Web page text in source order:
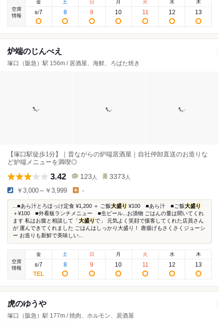
空席
情報
金
8/7
土
8
日
9
月
10
火
11
水
12
木
13
炉端のじんべえ
塚口（阪急）駅 156m / 居酒屋、海鮮、ろばた焼き
【塚口駅徒歩1分】｜昔ながらの炉端居酒屋｜自社仲卸直送のお造りな
ど炉端メニューを満喫◎
3.42 123 人 3373 人
￥3,000～￥3,999 -
...■あら汁とろほっけ定食 ¥1,200 ＋ ご飯大盛り ¥100 ■あら汁 ■ご飯大盛り
＋¥100 ■外看板ランチメニュー ■生ビール...お漬物 ごはんの量は聞いてくれ
ます 私はお腹と相談して「 大盛りで」 元気よく笑顔で接客してくれた店員さん
が 運んできてくれました ごはんはしっかり大盛り！ 唐揚げもさくさくジューシ
ー お造りも新鮮で美味しい...
空席
情報
金
8/7
土
8
日
9
月
10
火
11
水
12
木
13
虎のゆうや
塚口（阪急）駅 177m / 焼肉、ホルモン、居酒屋